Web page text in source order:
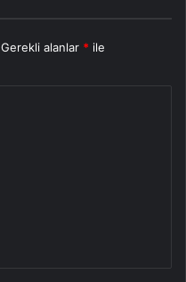
Gerekli alanlar * ile